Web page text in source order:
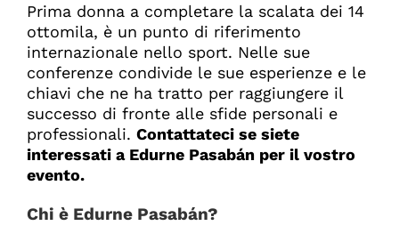
Prima donna a completare la scalata dei 14
ottomila, è un punto di riferimento
internazionale nello sport. Nelle sue
conferenze condivide le sue esperienze e le
chiavi che ne ha tratto per raggiungere il
successo di fronte alle sfide personali e
professionali. Contattateci se siete
interessati aEdurne Pasabán per il vostro
evento.
Chi è Edurne Pasabán?